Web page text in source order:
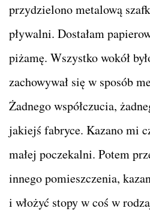
przydzielono metalową
pływalni. Dostałam
piżamę. Wszystko wokół
zachowywał się w sposób
Żadnego współczucia,
jakiejś fabryce. Kazano mi
małej poczekalni. Potem
innego pomieszczenia,
i włożyć stopy w coś w